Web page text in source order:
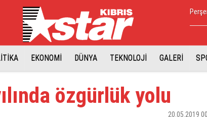
EKONOMİ DÜNYA TEKNOLOJİ GALERİ
özgürlük yolu
20.05.2019